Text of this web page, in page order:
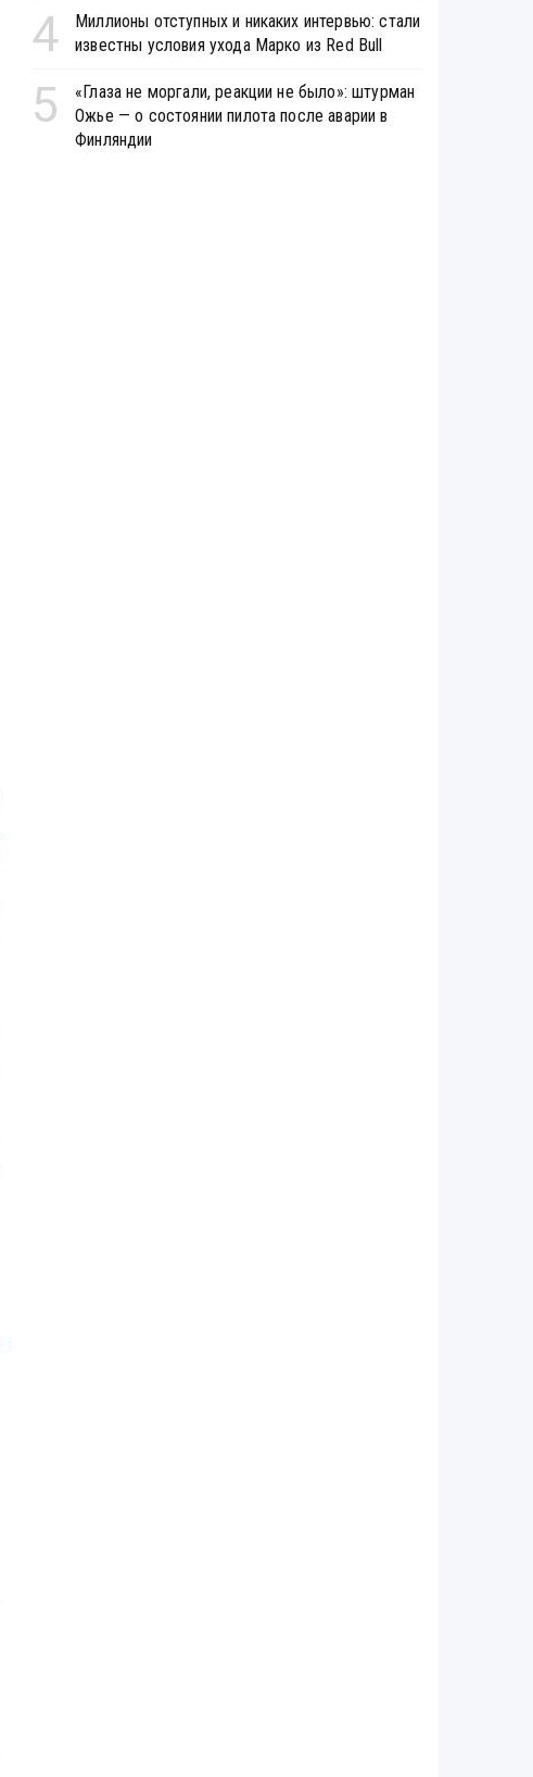
4
Миллионы отступных и никаких интервью: стали
известны условия ухода Марко из Red Bull
5
«Глаза не моргали, реакции не было»: штурман
Ожье — о состоянии пилота после аварии в
Финляндии